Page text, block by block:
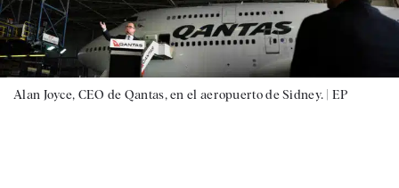
Alan Joyce, CEO de Qantas, en el aeropuerto de Sidney. |EP